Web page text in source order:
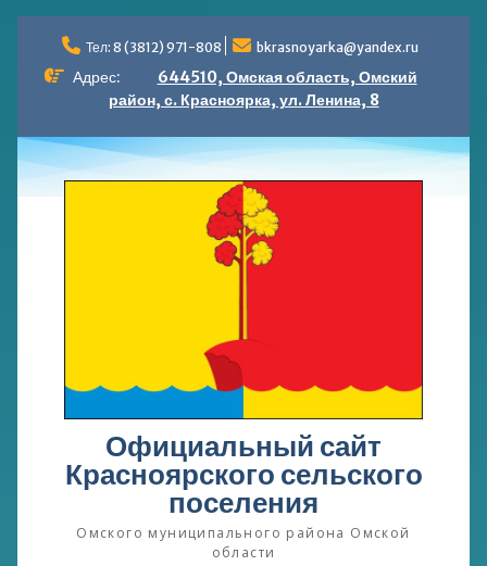
содержимому
Тел: 8 (3812) 971-808 bkrasnoyarka@yandex.ru
Адрес:
644510, Омская область, Омский
район, с. Красноярка, ул. Ленина, 8
Официальный сайт
Красноярского сельского
поселения
Омского муниципального района Омской
области